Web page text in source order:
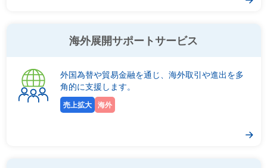
海外展開サポートサービス
外国為替や貿易金融を通じ、海外取引や進出を多
角的に支援します。
売上拡大 海外